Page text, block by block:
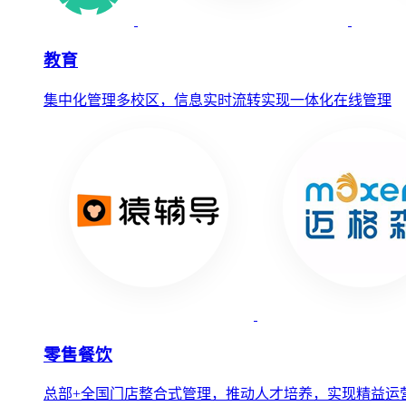
教育
集中化管理多校区，信息实时流转实现一体化在线管理
零售餐饮
总部+全国门店整合式管理，推动人才培养，实现精益运